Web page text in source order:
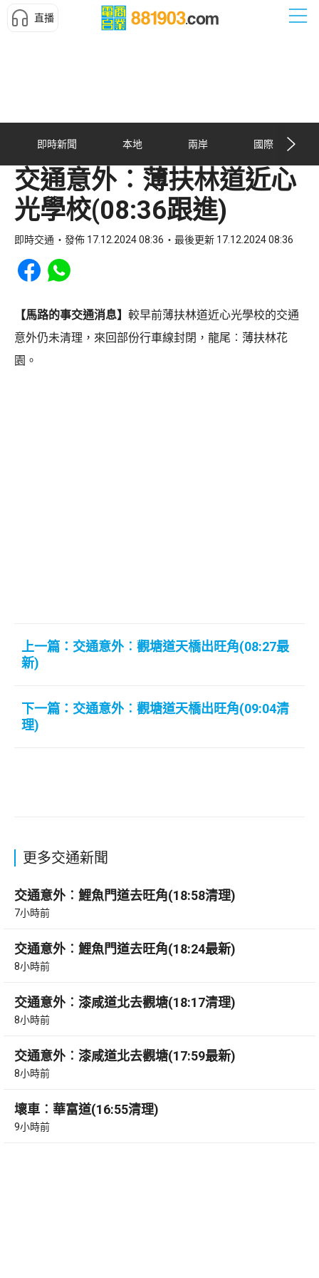
直播
即時新聞 本地 兩岸 國際
交通意外︰薄扶林道近心
光學校(08:36跟進)
即時交通 發佈 17.12.2024 08:36 最後更新 17.12.2024 08:36
Share to Facebook
Share to WhatsApp
【馬路的事交通消息】 較早前薄扶林道近心光學校的交通
意外仍未清理，來回部份行車線封閉，龍尾︰薄扶林花
園。
上一篇：交通意外︰觀塘道天橋出旺角(08:27最
新)
下一篇：交通意外︰觀塘道天橋出旺角(09:04清
理)
更多交通新聞
交通意外︰鯉魚門道去旺角(18:58清理)
7小時前
交通意外︰鯉魚門道去旺角(18:24最新)
8小時前
交通意外︰漆咸道北去觀塘(18:17清理)
8小時前
交通意外︰漆咸道北去觀塘(17:59最新)
8小時前
壞車︰華富道(16:55清理)
9小時前